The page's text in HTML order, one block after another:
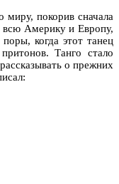
миру, покорив сначала
всю Америку и Европу,
когда этот танец
Танго стало
о прежних